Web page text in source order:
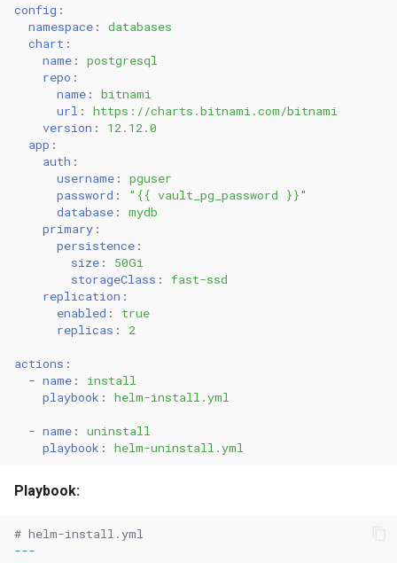
config :
namespace :
databases
chart :
name :
postgresql
repo :
name :
bitnami
url :
https://charts.bitnami.com/bitnami
version :
12.12.0
app :
auth :
username :
pguser
password : "{{ vault_pg_password
}}"
database :
mydb
primary :
persistence :
size :
50Gi
storageClass :
fast-ssd
replication :
enabled :
true
replicas : 2
actions :
- name :
install
playbook : helm-install.yml
- name :
uninstall
playbook : helm-uninstall.yml
Playbook:
# helm-install.yml
---